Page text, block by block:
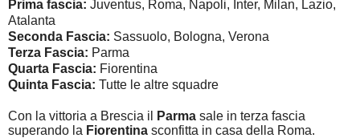
Prima fascia: Juventus, Roma, Napoli, Inter, Milan, Lazio,
Atalanta
Seconda Fascia: Sassuolo, Bologna, Verona
Terza Fascia: Parma
Quarta Fascia: Fiorentina
Quinta Fascia: Tutte le altre squadre
Con la vittoria a Brescia il Parma sale in terza fascia
superando la Fiorentina sconfitta in casa della Roma.